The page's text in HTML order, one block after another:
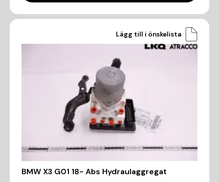
Lägg till i önskelista
BMW X3 G01 18- Abs Hydraulaggregat